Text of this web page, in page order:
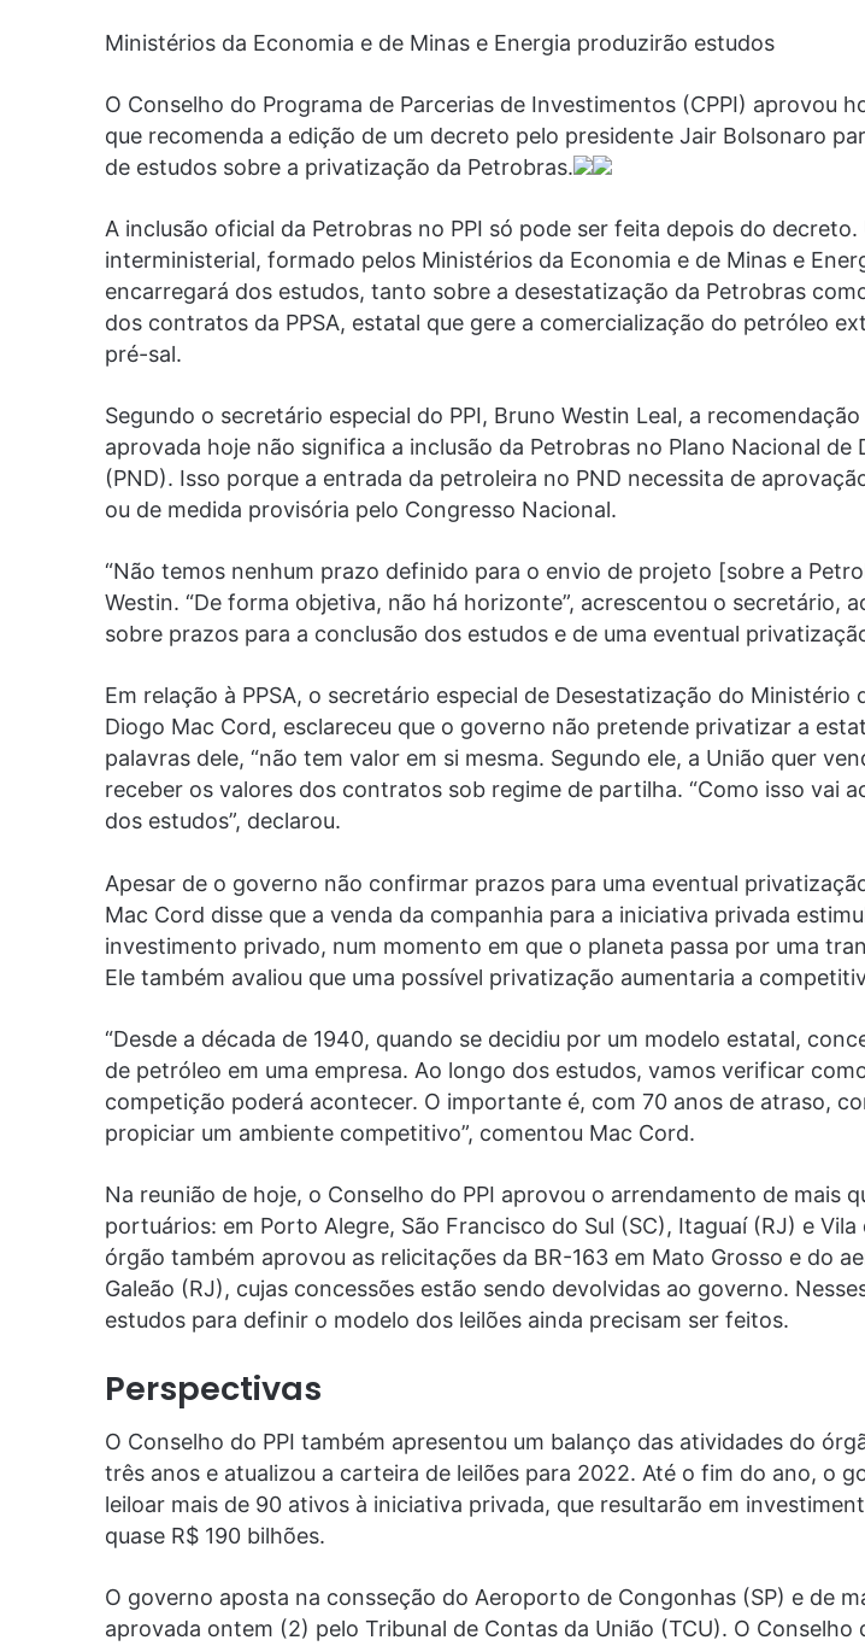
Ministérios da Economia e de Minas e Energia produzirão estudos
O Conselho do Programa de Parcerias de Investimentos (CPPI) aprovou
que recomenda a edição de um decreto pelo presidente Jair Bolsonaro
de estudos sobre a privatização da Petrobras.
A inclusão oficial da Petrobras no PPI só pode ser feita depois do
interministerial, formado pelos Ministérios da Economia e de Minas e
encarregará dos estudos, tanto sobre a desestatização da Petrobras
dos contratos da PPSA, estatal que gere a comercialização do petróleo
pré-sal.
Segundo o secretário especial do PPI, Bruno Westin Leal, a recomendação
aprovada hoje não significa a inclusão da Petrobras no Plano Nacional de
(PND). Isso porque a entrada da petroleira no PND necessita de
ou de medida provisória pelo Congresso Nacional.
“Não temos nenhum prazo definido para o envio de projeto [sobre a
Westin. “De forma objetiva, não há horizonte”, acrescentou o secretário,
sobre prazos para a conclusão dos estudos e de uma eventual
Em relação à PPSA, o secretário especial de Desestatização do Ministério
Diogo Mac Cord, esclareceu que o governo não pretende privatizar a
palavras dele, “não tem valor em si mesma. Segundo ele, a União quer
receber os valores dos contratos sob regime de partilha. “Como isso vai
dos estudos”, declarou.
Apesar de o governo não confirmar prazos para uma eventual
Mac Cord disse que a venda da companhia para a iniciativa privada
investimento privado, num momento em que o planeta passa por uma
Ele também avaliou que uma possível privatização aumentaria a
“Desde a década de 1940, quando se decidiu por um modelo estatal,
de petróleo em uma empresa. Ao longo dos estudos, vamos verificar
competição poderá acontecer. O importante é, com 70 anos de atraso,
propiciar um ambiente competitivo”, comentou Mac Cord.
Na reunião de hoje, o Conselho do PPI aprovou o arrendamento de mais
portuários: em Porto Alegre, São Francisco do Sul (SC), Itaguaí (RJ) e Vila
órgão também aprovou as relicitações da BR-163 em Mato Grosso e do
Galeão (RJ), cujas concessões estão sendo devolvidas ao governo.
estudos para definir o modelo dos leilões ainda precisam ser feitos.
Perspectivas
O Conselho do PPI também apresentou um balanço das atividades do
três anos e atualizou a carteira de leilões para 2022. Até o fim do ano, o
leiloar mais de 90 ativos à iniciativa privada, que resultarão em
quase R$ 190 bilhões.
O governo aposta na consseção do Aeroporto de Congonhas (SP) e de
aprovada ontem (2) pelo Tribunal de Contas da União (TCU). O Conselho